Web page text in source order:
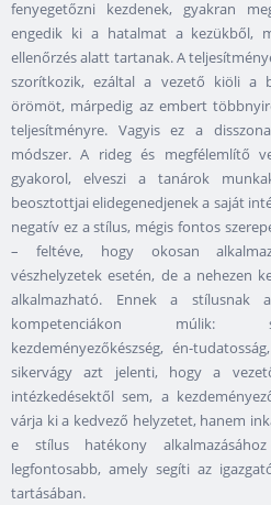
fenyegetőzni kezdenek, gyakran
engedik ki a hatalmat a kezükből,
ellenőrzés alatt tartanak. A
szorítkozik, ezáltal a vezető kiöli a
örömöt, márpedig az embert
teljesítményre. Vagyis ez a
módszer. A rideg és megfélemlítő
gyakorol, elveszi a tanárok
beosztottjai elidegenedjenek a saját
negatív ez a stílus, mégis fontos
– feltéve, hogy okosan
vészhelyzetek esetén, de a nehezen
alkalmazható. Ennek a stílusnak
kompetenciákon múlik:
kezdeményezőkészség, én-
sikervágy azt jelenti, hogy a
intézkedésektől sem, a
várja ki a kedvező helyzetet, hanem
e stílus hatékony
legfontosabb, amely segíti az
tartásában.